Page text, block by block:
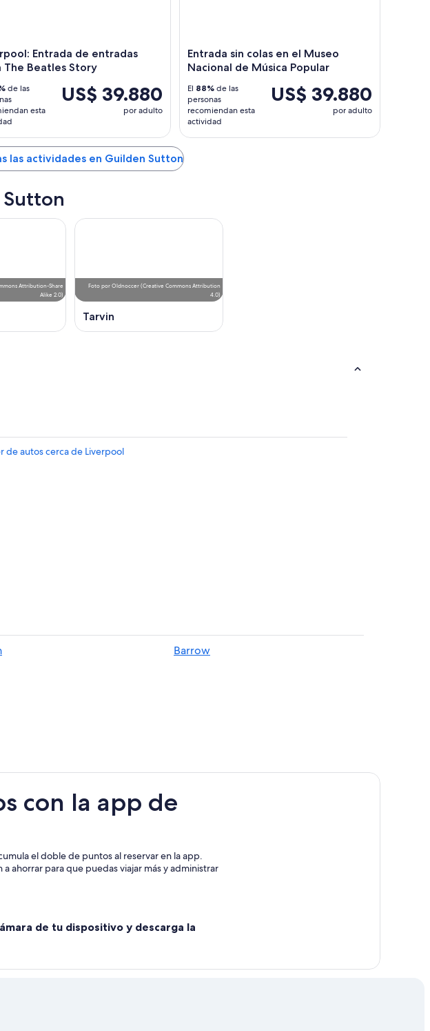
Entrada de entradas
The Beatles Story
US$ 39.880
por adulto
de las
esta
Entrada sin colas en el Museo
Nacional de Música Popular
US$ 39.880
por adulto
El 88% de las
personas
recomiendan esta
actividad
las actividades en Guilden Sutton
Sutton
Attribution-Share
Alike 2.0)
Foto por Oldnoccer (Creative Commons Attribution
4.0)
Tarvin
de autos cerca de Liverpool
Barrow
con la app de
el doble de puntos al reservar en la app.
ahorrar para que puedas viajar más y administrar
de tu dispositivo y descarga la